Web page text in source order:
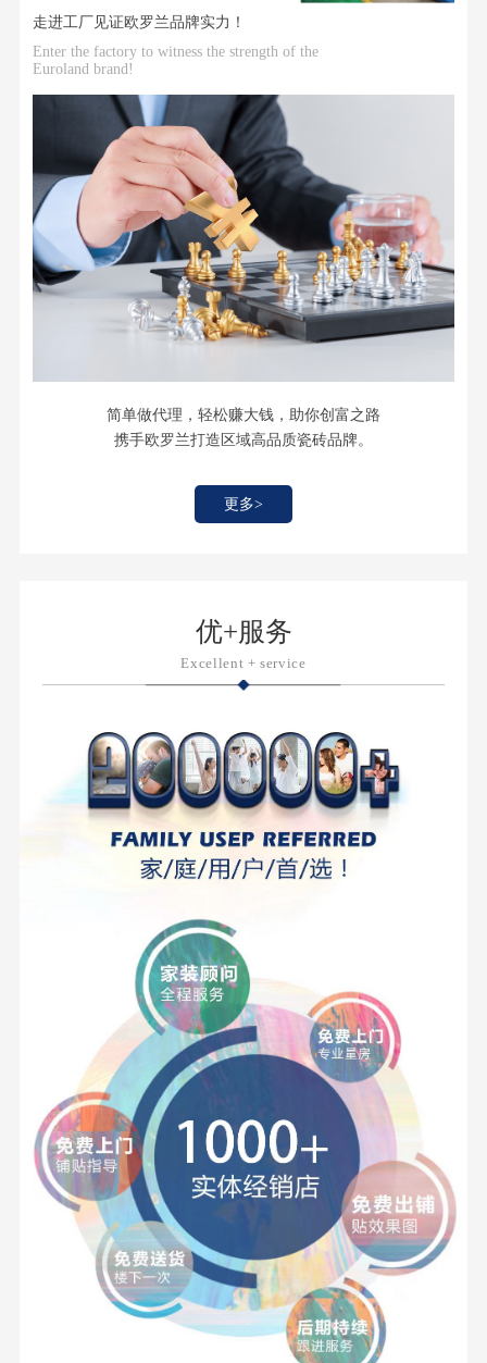
大美之作，高端之选
执行严格的企业内控标准，符合并优于国标GB/T4100-
2015 附录G，属于瓷质砖，通过中国3C强制性产品认证，
属于A类等级建筑材料，使用范围不受任何限制。
更多>
莱姆石
把亿年深海原石搬进家
复刻深海莱姆石天然纹理，润雅天成；微模哑雕+超细干
花；砖面紧实细腻不藏污，省心好打理。
走进工厂见证欧罗兰品牌实力！
Enter the factory to witness the strength of the
Euroland brand!
简单做代理，轻松赚大钱，助你创富之路
携手欧罗兰打造区域高品质瓷砖品牌。
更多>
优+服务
Excellent + service